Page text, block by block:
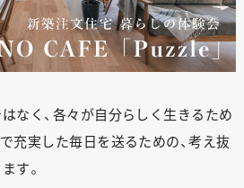
なく、各々が自分らしく生きるため
充実した毎日を送るための、考え抜
す。